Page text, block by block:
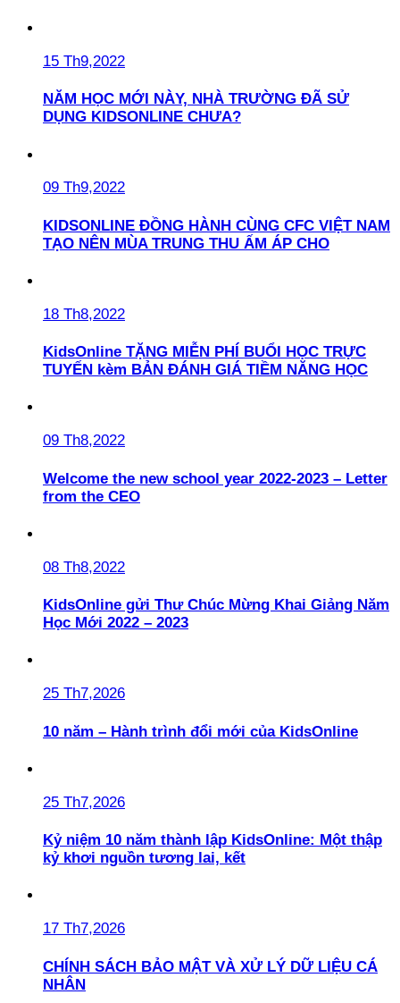
15 Th9,2022
NĂM HỌC MỚI NÀY, NHÀ TRƯỜNG ĐÃ SỬ
DỤNG KIDSONLINE CHƯA?
09 Th9,2022
KIDSONLINE ĐỒNG HÀNH CÙNG CFC VIỆT NAM
TẠO NÊN MÙA TRUNG THU ẤM ÁP CHO
18 Th8,2022
KidsOnline TẶNG MIỄN PHÍ BUỔI HỌC TRỰC
TUYẾN kèm BẢN ĐÁNH GIÁ TIỀM NĂNG HỌC
09 Th8,2022
Welcome the new school year 2022-2023 – Letter
from the CEO
08 Th8,2022
KidsOnline gửi Thư Chúc Mừng Khai Giảng Năm
Học Mới 2022 – 2023
25 Th7,2026
10 năm – Hành trình đổi mới của KidsOnline
25 Th7,2026
Kỷ niệm 10 năm thành lập KidsOnline: Một thập
kỷ khơi nguồn tương lai, kết
17 Th7,2026
CHÍNH SÁCH BẢO MẬT VÀ XỬ LÝ DỮ LIỆU CÁ
NHÂN